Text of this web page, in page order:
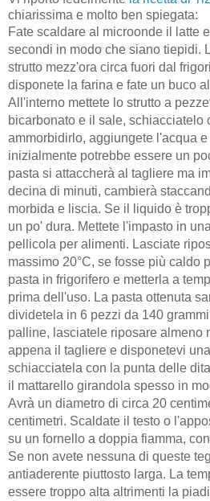
chiarissima e molto ben spiegata:
Fate scaldare al microonde il latte
secondi in modo che siano tiepidi.
strutto mezz'ora circa fuori dal
disponete la farina e fate un buco
All'interno mettete lo strutto a
bicarbonato e il sale, schiacciatelo
ammorbidirlo, aggiungete l'acqua
inizialmente potrebbe essere un
pasta si attaccherà al tagliere ma
decina di minuti, cambierà
morbida e liscia. Se il liquido è
un po' dura. Mettete l'impasto in
pellicola per alimenti. Lasciate
massimo 20°C, se fosse più caldo
pasta in frigorifero e metterla a
prima dell'uso. La pasta ottenuta
dividetela in 6 pezzi da 140
palline, lasciatele riposare almeno
appena il tagliere e disponetevi
schiacciatela con la punta delle
il mattarello girandola spesso in
Avrà un diametro di circa 20
centimetri. Scaldate il testo o
su un fornello a doppia fiamma,
Se non avete nessuna di queste
antiaderente piuttosto larga. La
essere troppo alta altrimenti la